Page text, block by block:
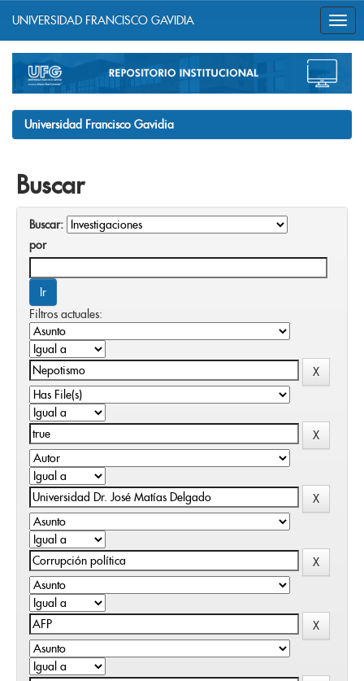
navigation
UNIVERSIDAD FRANCISCO GAVIDIA
Universidad Francisco Gavidia
Buscar
Buscar:
por
Filtros actuales: